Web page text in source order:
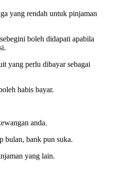
yang rendah untuk pinjaman
boleh didapati apabila
yang perlu dibayar sebagai
habis bayar.
anda.
bulan, bank pun suka.
yang lain.